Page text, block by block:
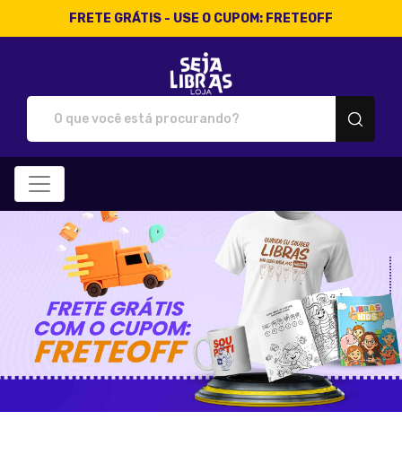
FRETE GRÁTIS - USE O CUPOM: FRETEOFF